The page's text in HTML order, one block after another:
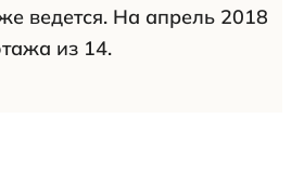
ведется. На апрель 2018
из 14.